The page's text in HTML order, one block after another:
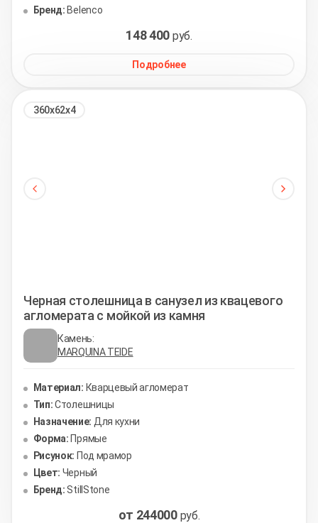
Бренд: Belenco
148 400 руб.
Подробнее
360х62х4
Черная столешница в санузел из квацевого
агломерата с мойкой из камня
Камень:
MARQUINA TEIDE
Материал: Кварцевый агломерат
Тип:Столешницы
Назначение: Для кухни
Форма: Прямые
Рисунок: Под мрамор
Цвет: Черный
Бренд: StillStone
от 244000 руб.